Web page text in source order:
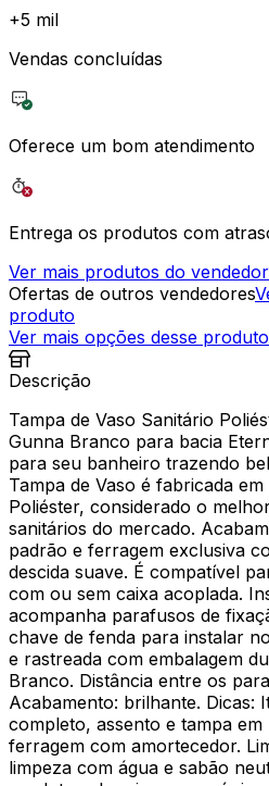
+5 mil
Vendas concluídas
Oferece um bom atendimento
Entrega os produtos com
Ver mais produtos do vendedor
Ofertas de outros vendedores
produto
Ver mais opções desse produto
Descrição
Tampa de Vaso Sanitário
Gunna Branco para bacia
para seu banheiro trazendo
Tampa de Vaso é fabricada
Poliéster, considerado o
sanitários do mercado.
padrão e ferragem exclusiva
descida suave. É compatível
com ou sem caixa acoplada.
acompanha parafusos de
chave de fenda para instalar
e rastreada com embalagem
Branco. Distância entre os
Acabamento: brilhante. Dicas:
completo, assento e tampa
ferragem com amortecedor.
limpeza com água e sabão